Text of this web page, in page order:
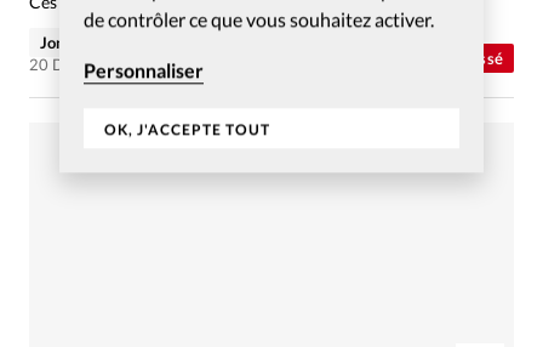
de contrôler ce que vous souhaitez activer.
Personnaliser
OK, J'ACCEPTE TOUT
Non classé
Jonathan Hanley
20 Déc 2018